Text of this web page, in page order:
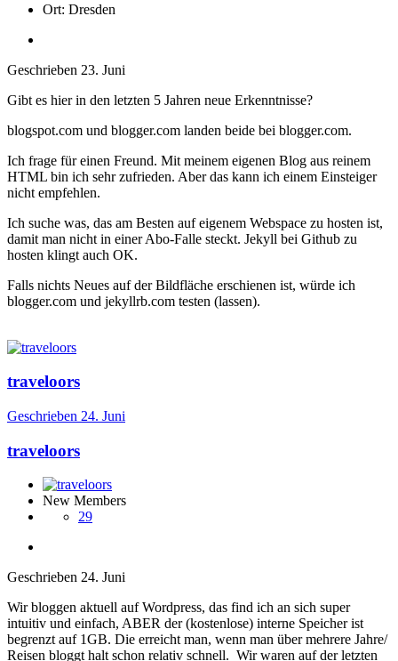
Ort: Dresden
Geschrieben 23. Juni
Gibt es hier in den letzten 5 Jahren neue Erkenntnisse?
blogspot.com und blogger.com landen beide bei blogger.com.
Ich frage für einen Freund. Mit meinem eigenen Blog aus reinem
HTML bin ich sehr zufrieden. Aber das kann ich einem Einsteiger
nicht empfehlen.
Ich suche was, das am Besten auf eigenem Webspace zu hosten ist,
damit man nicht in einer Abo-Falle steckt. Jekyll bei Github zu
hosten klingt auch OK.
Falls nichts Neues auf der Bildfläche erschienen ist, würde ich
blogger.com und jekyllrb.com testen (lassen).
traveloors
Geschrieben 24. Juni
traveloors
New Members
29
Geschrieben 24. Juni
Wir bloggen aktuell auf Wordpress, das find ich an sich super
intuitiv und einfach, ABER der (kostenlose) interne Speicher ist
begrenzt auf 1GB. Die erreicht man, wenn man über mehrere Jahre/
Reisen bloggt halt schon relativ schnell. Wir waren auf der letzten